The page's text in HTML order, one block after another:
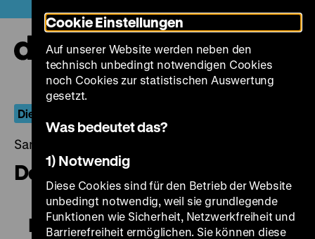
zum
Seiteninhalt
springen
Die Spur der Bilder
Samstag, 31. Januar 2015, 21.00 - 00.00 Uhr
Der gewöhnliche Faschismus
Der gewöhnliche Faschismus
Cookie Einstellungen
Auf unserer Website werden neben den
technisch unbedingt notwendigen Cookies
noch Cookies zur statistischen Auswertung
gesetzt.
Was bedeutet das?
1) Notwendig
Diese Cookies sind für den Betrieb der Website
unbedingt notwendig, weil sie grundlegende
Funktionen wie Sicherheit, Netzwerkfreiheit und
Barrierefreiheit ermöglichen. Sie können diese